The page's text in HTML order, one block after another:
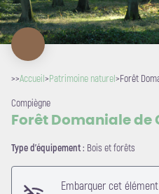
>>Accueil>Patrimoine naturel>Forêt
Compiègne
Forêt Domaniale de
Type d'équipement : Bois et forêts
Embarquer cet